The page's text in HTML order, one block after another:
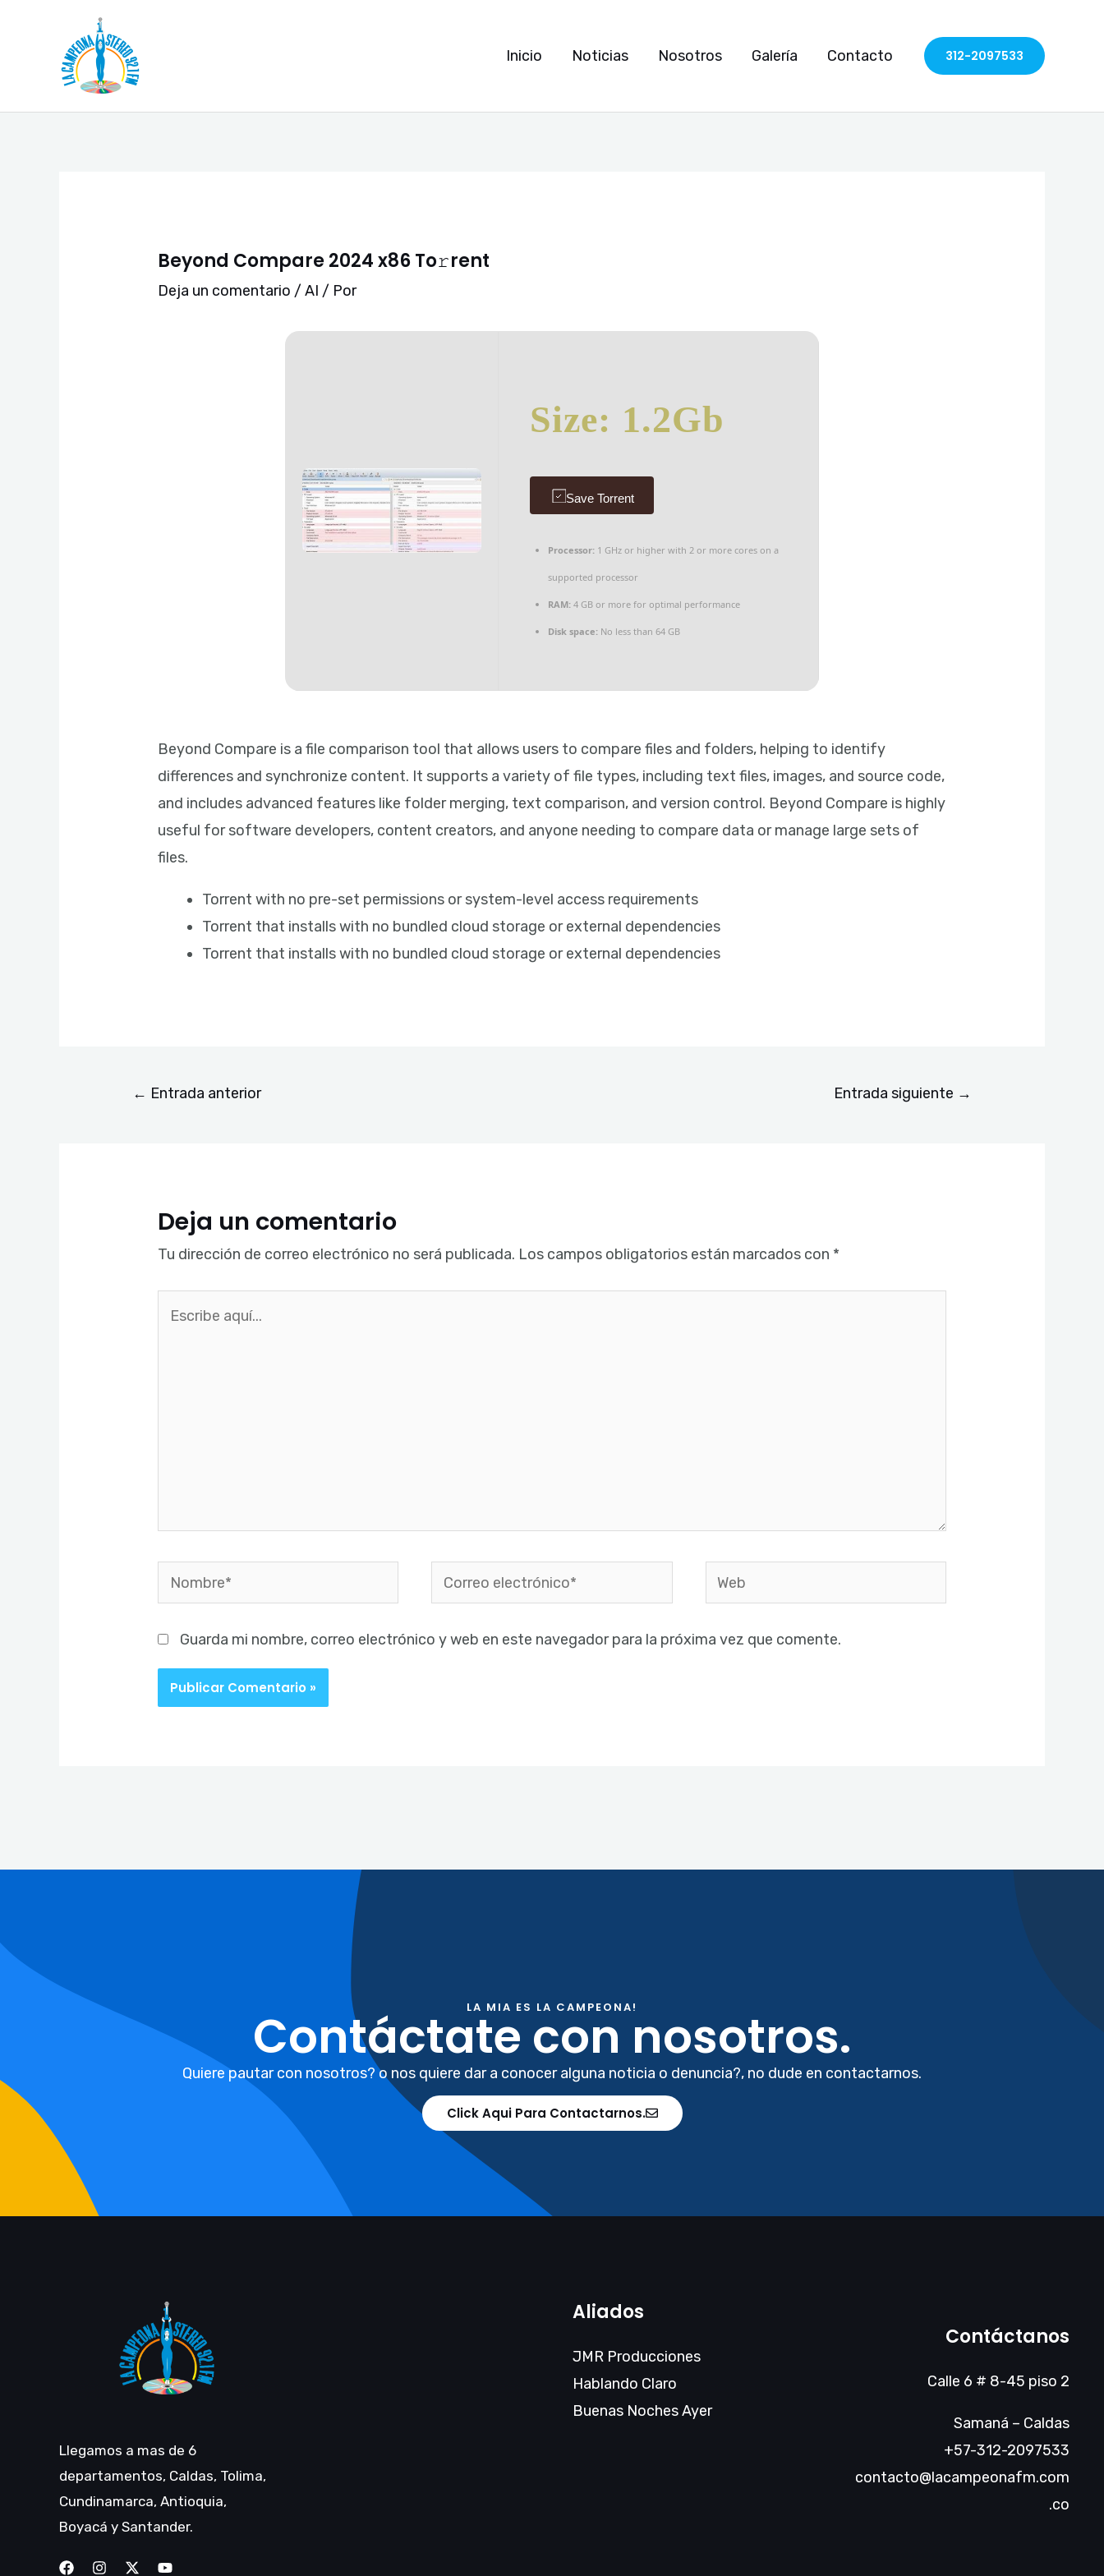
contenido
Inicio Noticias Nosotros Galería Contacto 312-2097533
Beyond Compare 2024 x86 To𝚛rent
Deja un comentario /AI / Por
Size: 1.2Gb
Save Torrent
Processor: 1 GHz or higher with 2 or more cores on a
supported processor
RAM: 4 GB or more for optimal performance
Disk space: No less than 64 GB
Beyond Compare is a file comparison tool that allows users to compare files and folders, helping to identify
differences and synchronize content. It supports a variety of file types, including text files, images, and source code,
and includes advanced features like folder merging, text comparison, and version control. Beyond Compare is highly
useful for software developers, content creators, and anyone needing to compare data or manage large sets of
files.
Torrent with no pre-set permissions or system-level access requirements
Torrent that installs with no bundled cloud storage or external dependencies
Torrent that installs with no bundled cloud storage or external dependencies
de
entradas
← Entrada anterior Entrada siguiente →
Deja un comentario
Tu dirección de correo electrónico no será publicada. Los campos obligatorios están marcados con *
Nombre*
Correo
electrónico*
Web
Guarda mi nombre, correo electrónico y web en este navegador para la próxima vez que comente.
LA MIA ES LA CAMPEONA!
Contáctate con nosotros.
Quiere pautar con nosotros? o nos quiere dar a conocer alguna noticia o denuncia?, no dude en contactarnos.
Click Aqui Para Contactarnos.
Llegamos a mas de 6
departamentos, Caldas, Tolima,
Cundinamarca, Antioquia,
Boyacá y Santander.
Aliados
JMR Producciones
Hablando Claro
Buenas Noches Ayer
Contáctanos
Calle 6 # 8-45 piso 2
Samaná – Caldas
+57-312-2097533
contacto@lacampeonafm.com
.co